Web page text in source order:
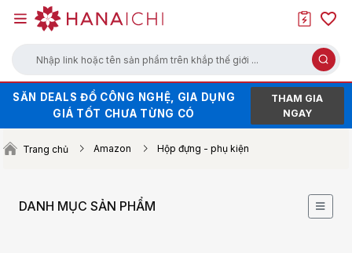
Nhập link hoặc tên sản phẩm trên khắp thế giới ...
HÀNG HOT XẢ KHO - GIÁ SALE CHẠM
ĐÁY
SĂN DEALS ĐỒ CÔNG NGHỆ, GIA DỤNG
GIÁ TỐT CHƯA TỪNG CÓ
THAM GIA
NGAY
SĂN VOUCHER UP TO 100K KHI ORDER
TRÊN WEB (NHẤN ĐỂ LẤY MÃ)
Trang chủ Amazon Hộp đựng - phụ kiện
DANH MỤC SẢN PHẨM